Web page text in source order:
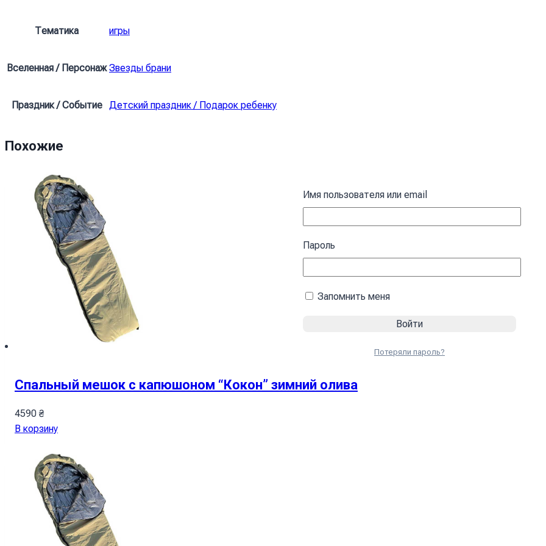
Тематика игры
Вселенная / Персонаж Звезды брани
Праздник / Событие Детский праздник / Подарок ребенку
Похожие
Спальный мешок с капюшоном “Кокон” зимний олива
4590 ₴
В корзину
Имя пользователя или email
Пароль
Запомнить меня
Потеряли пароль?